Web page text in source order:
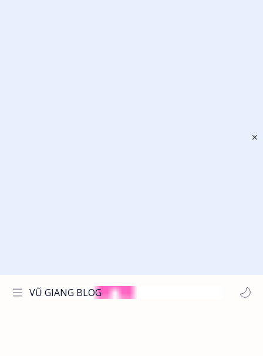
VŨ GIANG BLOG